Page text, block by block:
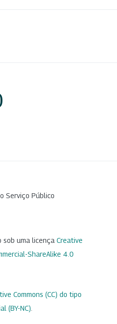
Serviço Público
uma licença Creative
ShareAlike 4.0
Commons (CC) do tipo
(BY-NC)